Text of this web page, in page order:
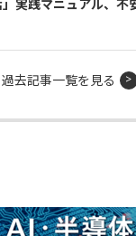
」実践マニュアル、
過去記事一覧を見る